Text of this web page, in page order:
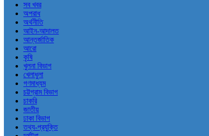
সব খবর
অপরাধ
অর্থনীতি
আইন-আদালত
আন্তর্জাতিক
আরো
কৃষি
খুলনা বিভাগ
খেলাধুলা
গণমাধ্যম
চট্টগ্রাম বিভাগ
চাকরি
জাতীয়
ঢাকা বিভাগ
তথ্য-প্রযুক্তি